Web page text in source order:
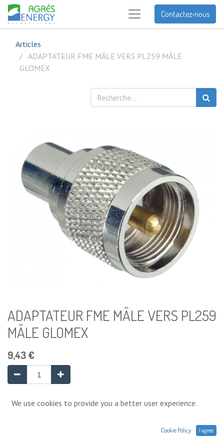
Contactez-nous
Articles
ADAPTATEUR FME MÂLE VERS PL259 MÂLE
GLOMEX
ADAPTATEUR FME MÂLE VERS PL259
MÂLE GLOMEX
9,43€
Ajouter au panier
We use cookies to provide you a better user experience.
Cookie Policy I agree